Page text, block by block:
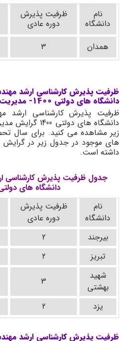
نام
دانشگاه
ظرفیت پذیرش
دوره عادی
همدان
3
ظرفیت پذیرش کارشناسی ارشد
دانشگاه های دولتی 1400- مدیریت پسماند
ظرفیت پذیرش کارشناسی ارشد
دانشگاه های
های موجود در جدول زیر در
داشته است.
جدول ظرفیت پذیرش کارشناسی
دانشگاه های دولتی
نام
دانشگاه
ظرفیت پذیرش
دوره عادی
بیرجند
2
تبریز
2
شهید
بهشتی
3
یزد 2
ظرفیت پذیرش کارشناسی ارشد